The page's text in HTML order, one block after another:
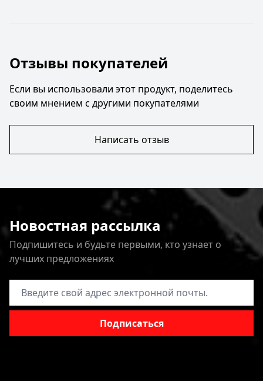
Отзывы покупателей
Если вы использовали этот продукт, поделитесь
своим мнением с другими покупателями
Написать отзыв
Новостная рассылка
Подпишитесь и будьте первыми, кто узнает о
лучших предложениях
Адрес электронной почты
Подписаться